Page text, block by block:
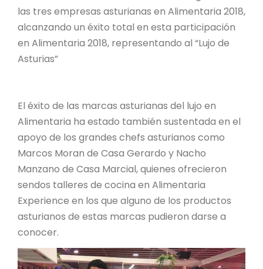
las tres empresas asturianas en Alimentaria 2018,
alcanzando un éxito total en esta participación
en Alimentaria 2018, representando al “Lujo de
Asturias”
El éxito de las marcas asturianas del lujo en
Alimentaria ha estado también sustentada en el
apoyo de los grandes chefs asturianos como
Marcos Moran de Casa Gerardo y Nacho
Manzano de Casa Marcial, quienes ofrecieron
sendos talleres de cocina en Alimentaria
Experience en los que alguno de los productos
asturianos de estas marcas pudieron darse a
conocer.